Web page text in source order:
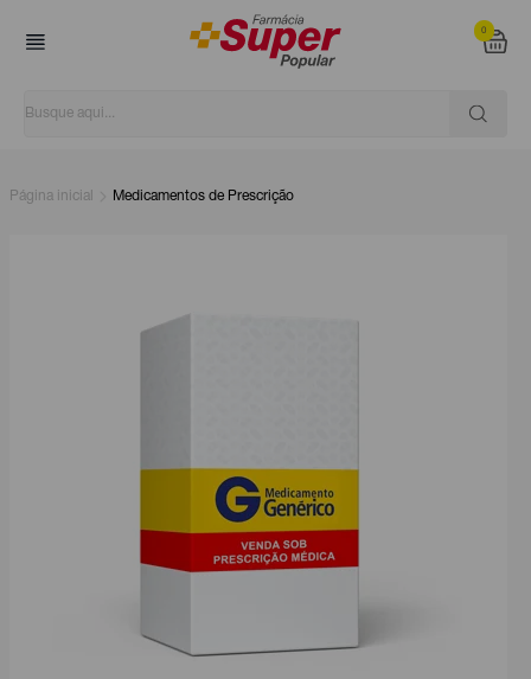
0
Página inicial Medicamentos de Prescrição